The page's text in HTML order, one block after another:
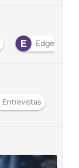
E Edge
Entrevistas